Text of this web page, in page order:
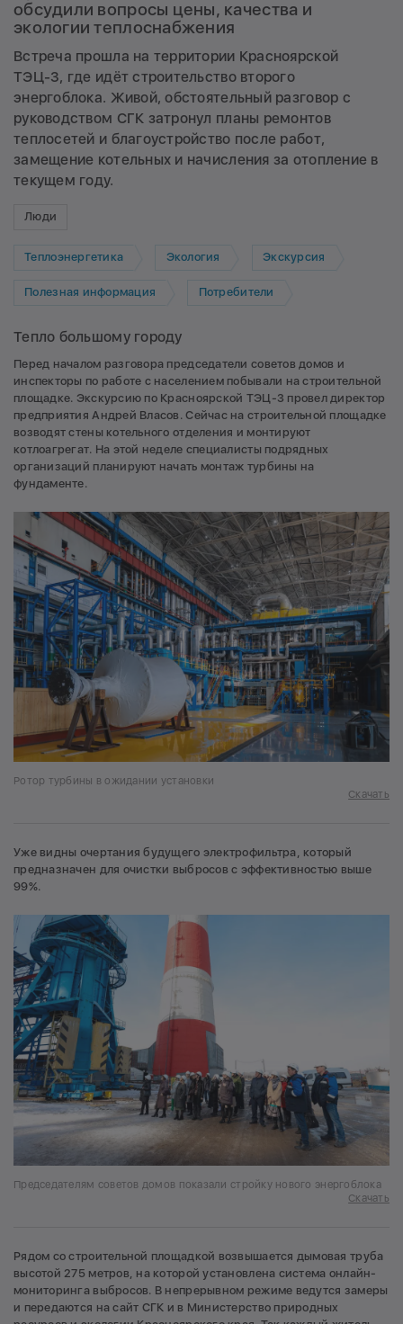
обсудили вопросы цены, качества и
экологии теплоснабжения
Встреча прошла на территории Красноярской
ТЭЦ-3, где идёт строительство второго
энергоблока. Живой, обстоятельный разговор с
руководством СГК затронул планы ремонтов
теплосетей и благоустройство после работ,
замещение котельных и начисления за отопление в
текущем году.
Люди
Теплоэнергетика Экология Экскурсия
Полезная информация Потребители
Тепло большому городу
Перед началом разговора председатели советов домов и
инспекторы по работе с населением побывали на строительной
площадке. Экскурсию по Красноярской ТЭЦ-3 провел директор
предприятия Андрей Власов. Сейчас на строительной площадке
возводят стены котельного отделения и монтируют
котлоагрегат. На этой неделе специалисты подрядных
организаций планируют начать монтаж турбины на
фундаменте.
Ротор турбины в ожидании установки
Скачать
Уже видны очертания будущего электрофильтра, который
предназначен для очистки выбросов с эффективностью выше
99%.
Председателям советов домов показали стройку нового энергоблока
Скачать
Рядом со строительной площадкой возвышается дымовая труба
высотой 275 метров, на которой установлена система онлайн-
мониторинга выбросов. В непрерывном режиме ведутся замеры
и передаются на сайт СГК и в Министерство природных